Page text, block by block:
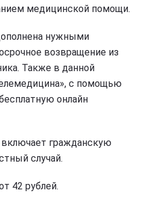
медицинской помощи.
нужными
возвращение из
Также в данной
с помощью
онлайн
включает гражданскую
случай.
42 рублей.